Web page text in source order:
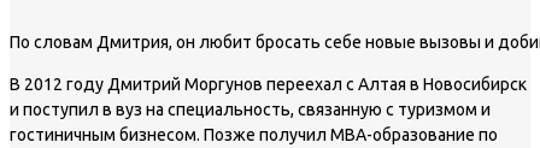
По словам Дмитрия, он любит бросать себе новые вызовы и
В 2012 году Дмитрий Моргунов переехал с Алтая в Новосибирск
и поступил в вуз на специальность, связанную с туризмом и
гостиничным бизнесом. Позже получил MBA-образование по